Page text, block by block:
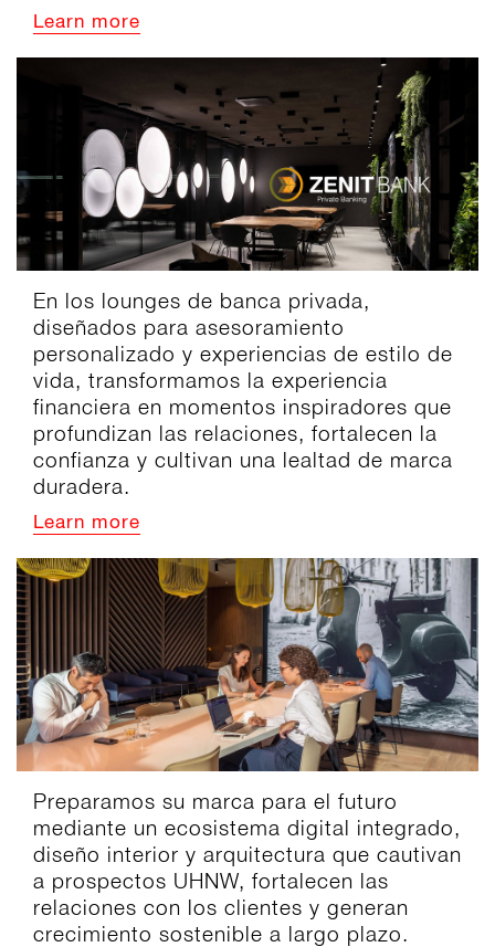
Learn more
En los lounges de banca privada,
diseñados para asesoramiento
personalizado y experiencias de estilo de
vida, transformamos la experiencia
financiera en momentos inspiradores que
profundizan las relaciones, fortalecen la
confianza y cultivan una lealtad de marca
duradera.
Learn more
Preparamos su marca para el futuro
mediante un ecosistema digital integrado,
diseño interior y arquitectura que cautivan
a prospectos UHNW, fortalecen las
relaciones con los clientes y generan
crecimiento sostenible a largo plazo.